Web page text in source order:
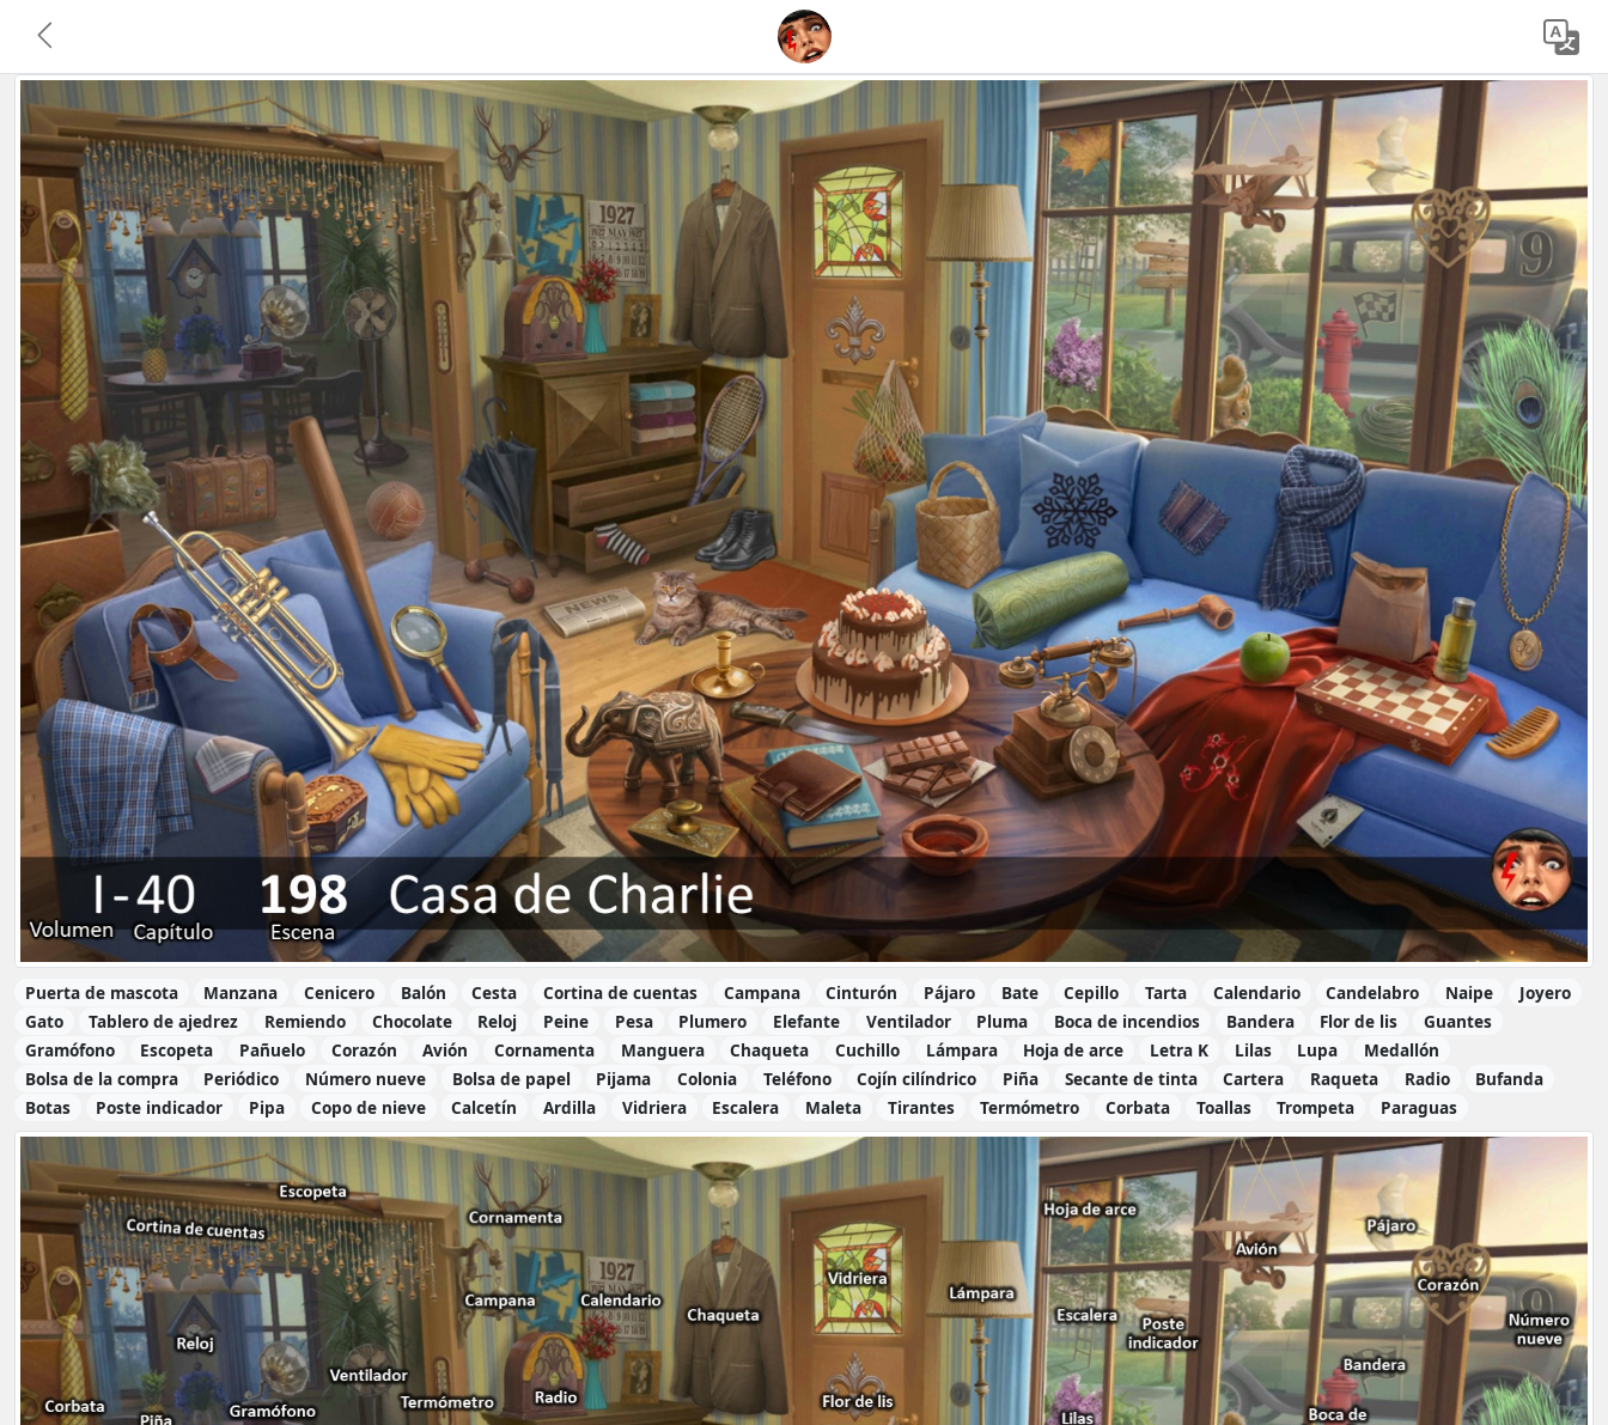
Puerta de mascota Manzana Cenicero Balón Cesta Cortina de cuentas Campana Cinturón Pájaro Bate Cepillo Tarta Calendario Candelabro Naipe
Joyero
Gato
Tablero de ajedrez Remiendo Chocolate Reloj Peine Pesa Plumero Elefante Ventilador Pluma Boca de incendios Bandera Flor de lis
Guantes
Gramófono
Escopeta Pañuelo Corazón Avión Cornamenta Manguera Chaqueta Cuchillo Lámpara Hoja de arce Letra K Lilas Lupa
Medallón
Bolsa de la compra
Periódico Número nueve Bolsa de papel Pijama Colonia Teléfono Cojín cilíndrico Piña Secante de tinta Cartera Raqueta Radio
Bufanda
Botas
Poste indicador Pipa Copo de nieve Calcetín Ardilla Vidriera Escalera Maleta Tirantes Termómetro Corbata Toallas Trompeta Paraguas